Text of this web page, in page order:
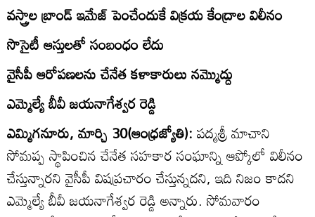
వస్త్రాల బ్రాండ్‌ ఇమేజ్‌ పెంచేందుకే విక్రయ కేంద్రాల విలీనం
సొసైటీ ఆస్తులతో సంబంధం లేదు
వైసీపీ ఆరోపణలను చేనేత కళాకారులు నమ్మొద్దు
ఎమ్మెల్యే బీవీ జయనాగేశ్వర రెడ్డి
ఎమ్మిగనూరు, మార్చి 30(ఆంధ్రజ్యోతి):పద్మశ్రీ మాచాని
సోమప్ప స్థాపించిన చేనేత సహకార సంఘాన్ని ఆప్కోలో విలీనం
చేస్తున్నారని వైసీపీ విషప్రచారం చేస్తున్నదని, ఇది నిజం కాదని
ఎమ్మెల్యే బీవీ జయనాగేశ్వర రెడ్డి అన్నారు. సోమవారం